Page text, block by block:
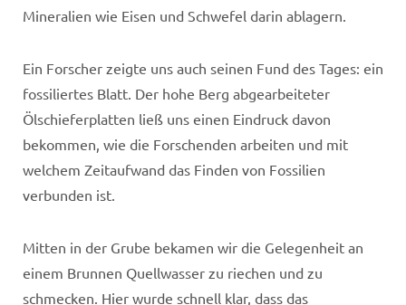
Mineralien wie Eisen und Schwefel darin ablagern.
Ein Forscher zeigte uns auch seinen Fund des Tages: ein
fossiliertes Blatt. Der hohe Berg abgearbeiteter
Ölschieferplatten ließ uns einen Eindruck davon
bekommen, wie die Forschenden arbeiten und mit
welchem Zeitaufwand das Finden von Fossilien
verbunden ist.
Mitten in der Grube bekamen wir die Gelegenheit an
einem Brunnen Quellwasser zu riechen und zu
schmecken. Hier wurde schnell klar, dass das